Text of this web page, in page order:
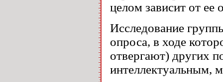
целом зависит от
Исследование
опроса, в ходе
отвергают) других
интеллектуальным,